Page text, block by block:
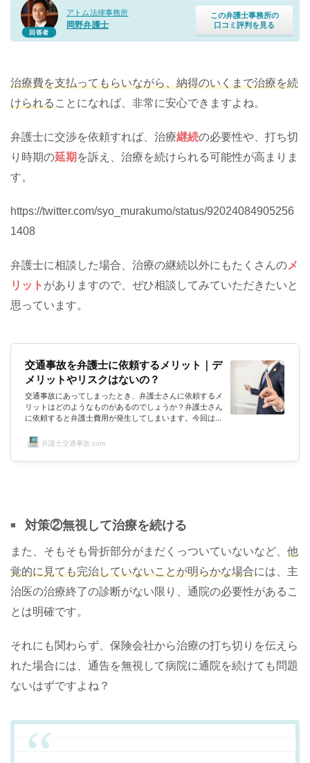
回答者
アトム法律事務所
岡野弁護士
この弁護士事務所の
口コミ評判を見る
治療費を支払ってもらいながら、納得のいくまで治療を続
けられることになれば、非常に安心できますよね。
弁護士に交渉を依頼すれば、治療継続の必要性や、打ち切
り時期の延期 を訴え、治療を続けられる可能性が高まりま
す。
https://twitter.com/syo_murakumo/status/92024084905256
1408
弁護士に相談した場合、治療の継続以外にもたくさんのメ
リット がありますので、ぜひ相談してみていただきたいと
思っています。
交通事故を弁護士に依頼するメリット｜デ
メリットやリスクはないの？
交通事故にあってしまったとき、弁護士さんに依頼するメ
リットはどのようなものがあるのでしょうか？弁護士さん
に依頼すると弁護士費用が発生してしまいます。今回は、
てみました。交通事故を弁護士に依頼するメリット。慰謝
士に依頼するメリットとして一番大きなものは何ですか？
弁護士交通事故.com
対策②無視して治療を続ける
また、そもそも骨折部分がまだくっついていないなど、 他
覚的に見ても完治していないことが明らかな場合には、主
治医の治療終了の診断がない限り、通院の必要性があるこ
とは明確です。
それにも関わらず、保険会社から治療の打ち切りを伝えら
れた場合には、通告を無視して病院に通院を続けても問題
ないはずですよね？